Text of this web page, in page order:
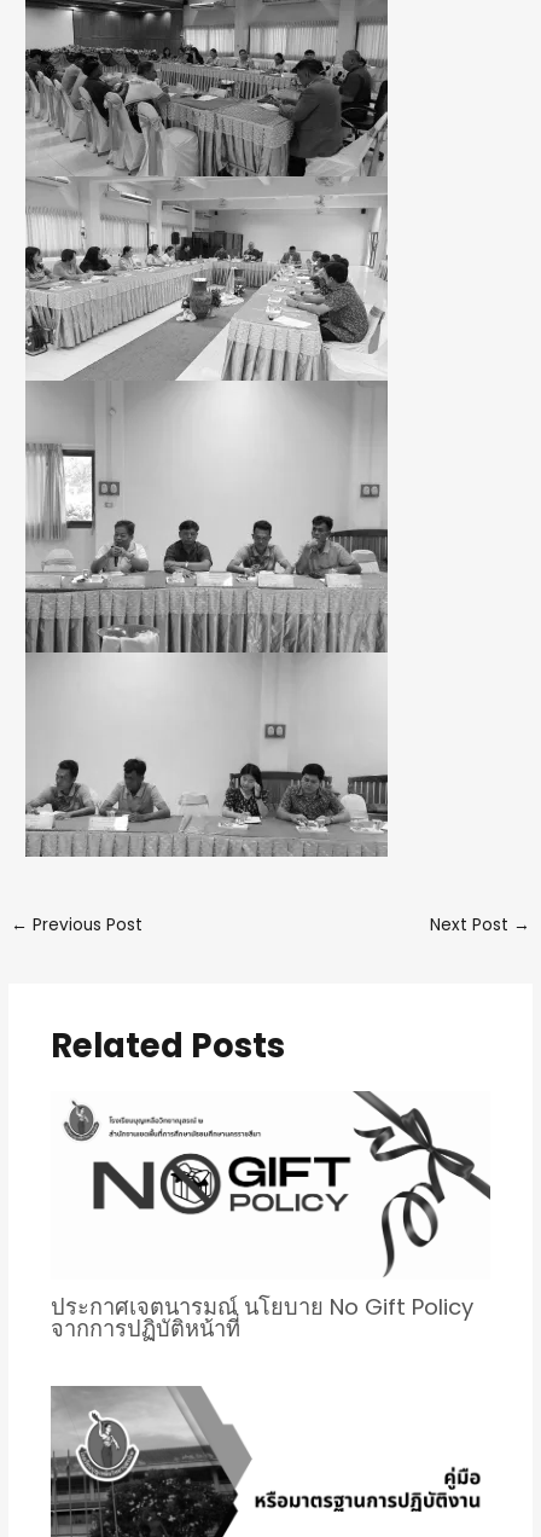
← Previous Post Next Post →
Related Posts
ประกาศเจตนารมณ์ นโยบาย No Gift Policy
จากการปฏิบัติหน้าที่